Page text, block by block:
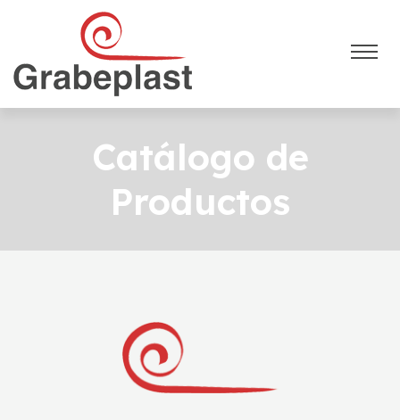
Catálogo de
Productos